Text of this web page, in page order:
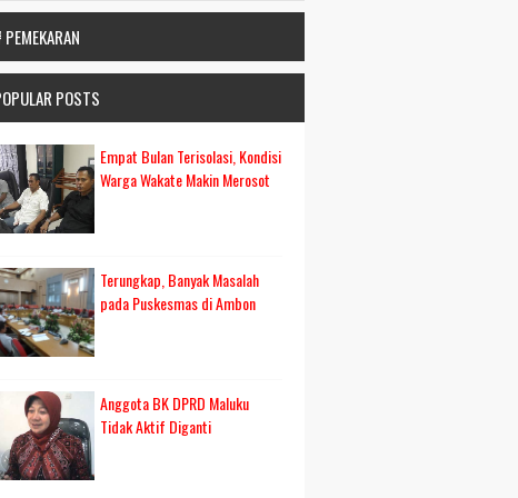
PEMEKARAN
POSTS
Empat Bulan Terisolasi, Kondisi
Warga Wakate Makin Merosot
Terungkap, Banyak Masalah
pada Puskesmas di Ambon
Anggota BK DPRD Maluku
Tidak Aktif Diganti